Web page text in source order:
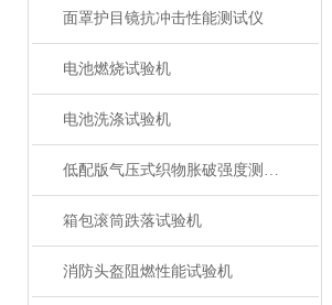
面罩护目镜抗冲击性能测试仪
电池燃烧试验机
电池洗涤试验机
低配版气压式织物胀破强度测试仪
箱包滚筒跌落试验机
消防头盔阻燃性能试验机